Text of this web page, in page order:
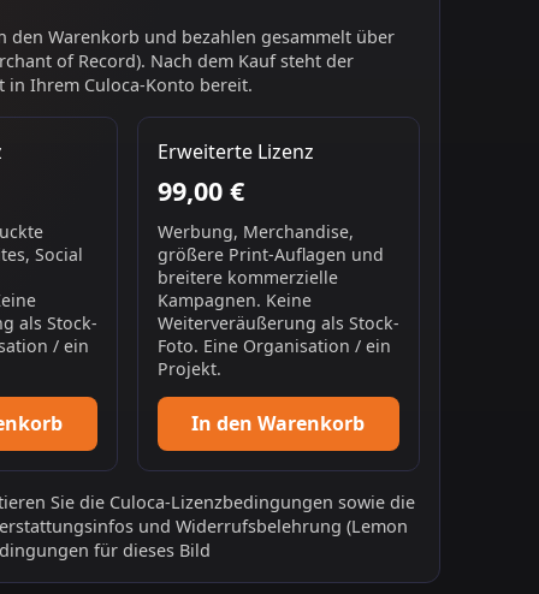
den Warenkorb und bezahlen gesammelt über
of Record). Nach dem Kauf steht der
in Ihrem Culoca-Konto bereit.
Social
als Stock-
/ ein
Erweiterte Lizenz
99,00 €
Werbung, Merchandise,
größere Print-Auflagen und
breitere kommerzielle
Kampagnen. Keine
Weiterveräußerung als Stock-
Foto. Eine Organisation / ein
Projekt.
In den Warenkorb
Sie die Culoca-Lizenzbedingungen sowie die
und Widerrufsbelehrung (Lemon
für dieses Bild